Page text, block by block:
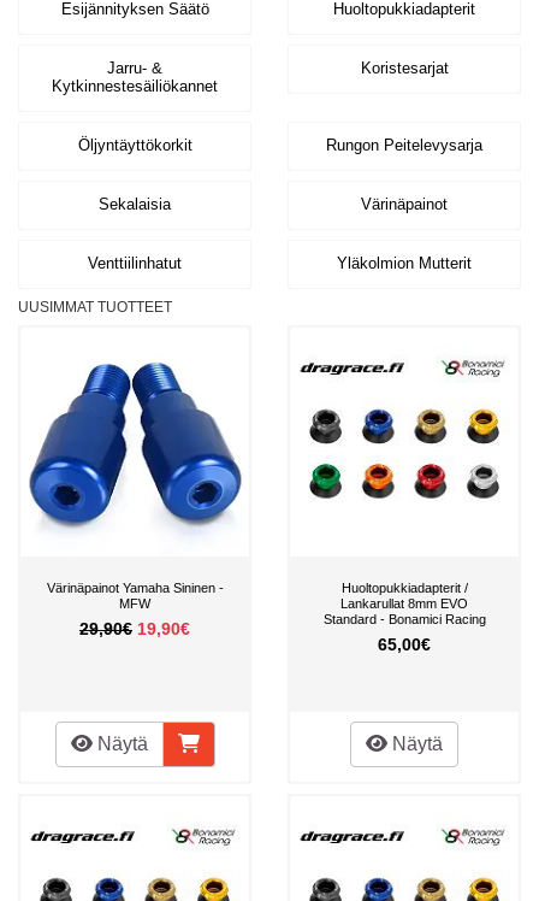
Esijännityksen Säätö Huoltopukkiadapterit
Jarru- &
Kytkinnestesäiliökannet
Koristesarjat
Öljyntäyttökorkit Rungon Peitelevysarja
Sekalaisia Värinäpainot
Venttiilinhatut Yläkolmion Mutterit
UUSIMMAT TUOTTEET
Värinäpainot Yamaha Sininen -
MFW
29,90€ 19,90€
Näytä
Huoltopukkiadapterit /
Lankarullat 8mm EVO
Standard - Bonamici Racing
65,00€
Näytä